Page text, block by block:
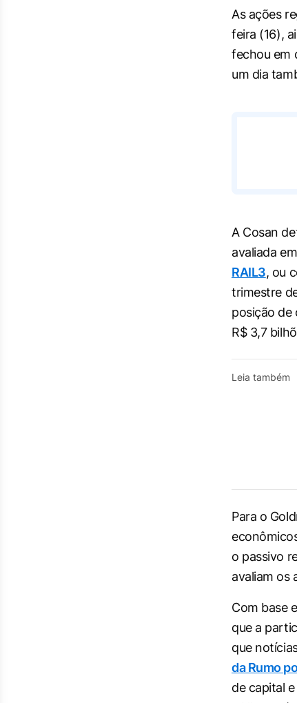
As ações
feira (16),
fechou em
um dia
A Cosan
avaliada
RAIL3, ou
trimestre
posição de
R$ 3,7
Leia também
Para o
o passivo
avaliam os
Com base
que a
que
da Rumo
de capital